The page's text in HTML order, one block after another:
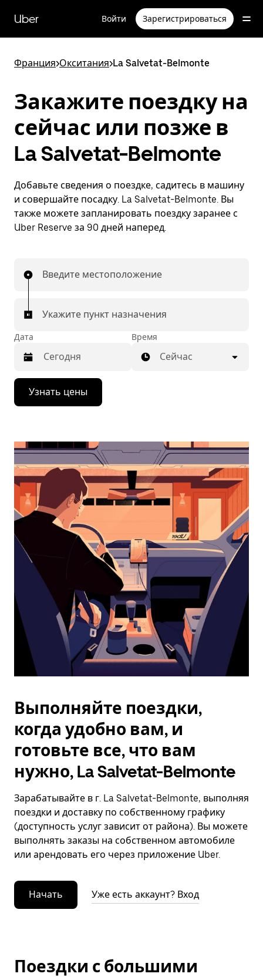
перейти
к
Uber Войти Зарегистрироваться
Франция>Окситания>La Salvetat-Belmonte
Закажите поездку на
сейчас или позже в
La Salvetat-Belmonte
Добавьте сведения о поездке, садитесь в машину
и совершайте посадку. La Salvetat-Belmonte. Вы
также можете запланировать поездку заранее с
Uber Reserve за 90 дней наперед.
Введите местоположение
Укажите пункт назначения
Дата
Нажмите
стрелку
вниз,
календарю
выбрать
дату.
Чтобы
закрыть
календарь,
нажмите
Esc.
Время
Сейчас
Узнать цены
Выполняйте поездки,
когда удобно вам, и
готовьте все, что вам
нужно, La Salvetat-Belmonte
Зарабатывайте в г. La Salvetat-Belmonte, выполняя
поездки и доставку по собственному графику
(доступность услуг зависит от района). Вы можете
выполнять заказы на собственном автомобиле
или арендовать его через приложение Uber.
Начать Уже есть аккаунт? Вход
Поездки с большими